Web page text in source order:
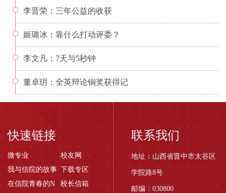
李晋荣：三年公益的收获
姬璐冰：靠什么打动评委？
李文凡：7天与5秒钟
董卓玥：全英辩论铜奖获得记
快速链接
微专业
校友网
我与信院的故事 下载专区
在信院青春的N
校长信箱
联系我们
地址：山西省晋中市太谷区
学院路8号
邮编：030800